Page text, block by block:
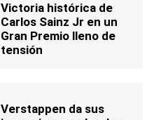
Victoria histórica de
Carlos Sainz Jr en un
Gran Premio lleno de
tensión
Verstappen da sus